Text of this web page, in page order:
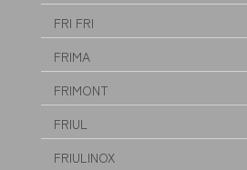
FRI FRI
FRIMA
FRIMONT
FRIUL
FRIULINOX